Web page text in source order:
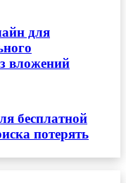
для
вложений
бесплатной
потерять